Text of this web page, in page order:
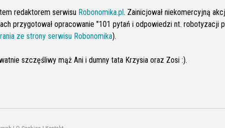
redaktorem serwisu Robonomika.pl. Zainicjował niekomercyjną
przygotował opracowanie "101 pytań i odpowiedzi nt. robotyzacji
ze strony serwisu Robonomika).
szczęśliwy mąż Ani i dumny tata Krzysia oraz Zosi :).